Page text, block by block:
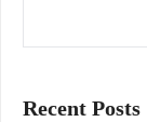
Recent Posts